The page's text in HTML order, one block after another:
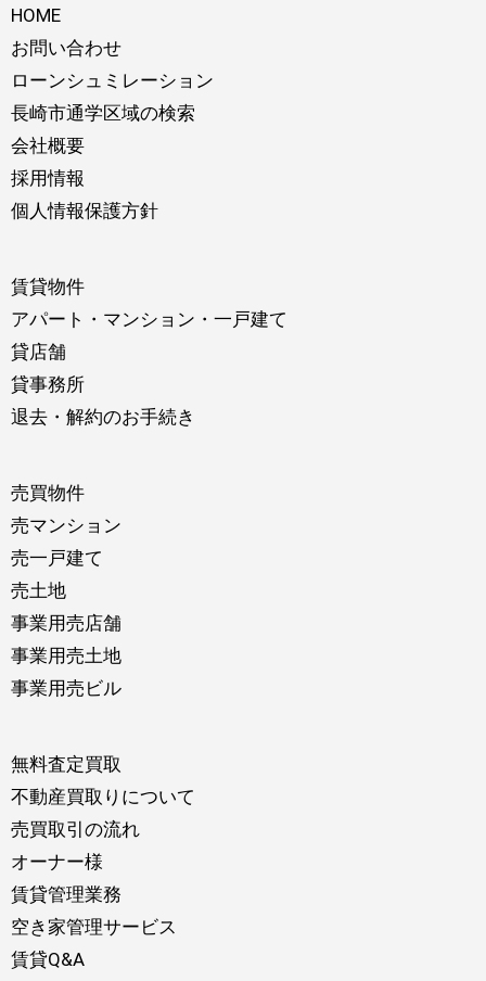
HOME
お問い合わせ
ローンシュミレーション
長崎市通学区域の検索
会社概要
採用情報
個人情報保護方針
賃貸物件
アパート・マンション・一戸建て
貸店舗
貸事務所
退去・解約のお手続き
売買物件
売マンション
売一戸建て
売土地
事業用売店舗
事業用売土地
事業用売ビル
無料査定買取
不動産買取りについて
売買取引の流れ
オーナー様
賃貸管理業務
空き家管理サービス
賃貸Q&A